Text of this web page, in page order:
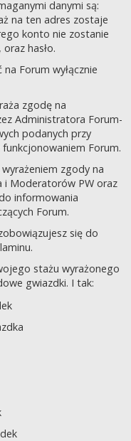
danymi są:
na ten adres zostaje
konto nie zostanie
hasło.
Forum wyłącznie
zgodę na
Administratora Forum-
podanych przy
Forum.
zgody na
Moderatorów PW oraz
informowania
Forum.
się do
stażu wyrażonego
gwiazdki. I tak: